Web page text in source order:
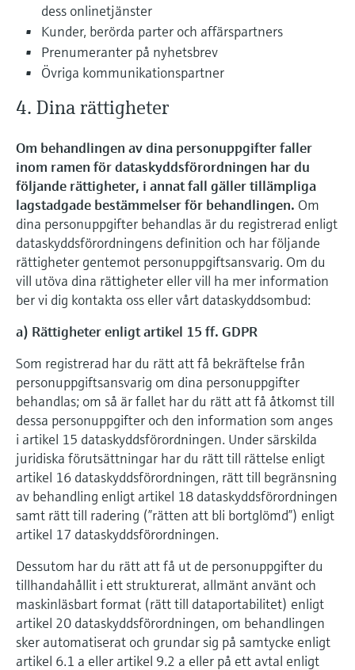
dess onlinetjänster
Kunder, berörda parter och affärspartners
Prenumeranter på nyhetsbrev
Övriga kommunikationspartner
4. Dina rättigheter
Om behandlingen av dina personuppgifter faller
inom ramen för dataskyddsförordningen har du
följande rättigheter, i annat fall gäller tillämpliga
lagstadgade bestämmelser för behandlingen. Om
dina personuppgifter behandlas är du registrerad enligt
dataskyddsförordningens definition och har följande
rättigheter gentemot personuppgiftsansvarig. Om du
vill utöva dina rättigheter eller vill ha mer information
ber vi dig kontakta oss eller vårt dataskyddsombud:
a) Rättigheter enligt artikel 15 ff. GDPR
Som registrerad har du rätt att få bekräftelse från
personuppgiftsansvarig om dina personuppgifter
behandlas; om så är fallet har du rätt att få åtkomst till
dessa personuppgifter och den information som anges
i artikel 15 dataskyddsförordningen. Under särskilda
juridiska förutsättningar har du rätt till rättelse enligt
artikel 16 dataskyddsförordningen, rätt till begränsning
av behandling enligt artikel 18 dataskyddsförordningen
samt rätt till radering (”rätten att bli bortglömd”) enligt
artikel 17 dataskyddsförordningen.
Dessutom har du rätt att få ut de personuppgifter du
tillhandahållit i ett strukturerat, allmänt använt och
maskinläsbart format (rätt till dataportabilitet) enligt
artikel 20 dataskyddsförordningen, om behandlingen
sker automatiserat och grundar sig på samtycke enligt
artikel 6.1 a eller artikel 9.2 a eller på ett avtal enligt